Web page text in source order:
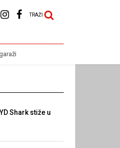
TRAŽI
Shark stiže u